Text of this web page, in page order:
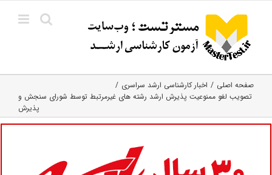
content
صفحه اصلی
اخبار کارشناسی ارشد سراسری
تصویب لغو ممنوعیت پذیرش ارشد رشته های غیرمرتبط توسط شورای سنجش و
پذیرش